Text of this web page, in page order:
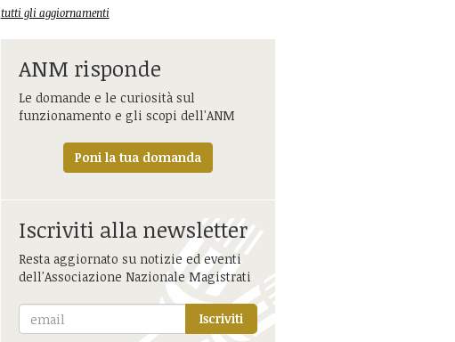
tutti gli aggiornamenti
ANM risponde
Le domande e le curiosità sul
funzionamento e gli scopi dell'ANM
Poni la tua domanda
Iscriviti alla newsletter
Resta aggiornato su notizie ed eventi
dell'Associazione Nazionale Magistrati
Iscriviti